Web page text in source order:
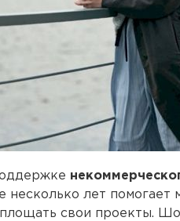
несколько лет помогает
свои проекты.